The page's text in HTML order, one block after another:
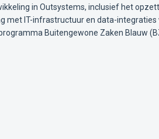
in Outsystems, inclusief het
met IT-infrastructuur en data-integraties
Buitengewone Zaken Blauw